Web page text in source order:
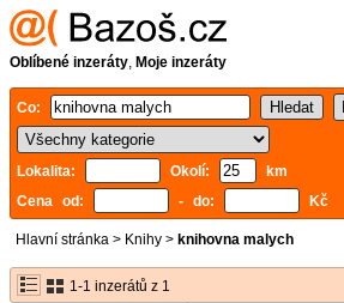
Oblíbené inzeráty, Moje inzeráty
Co:
Lokalita: Okolí:
km
Cena od:
- do: Kč
Hlavní stránka > Knihy > knihovna malych
1-1 inzerátů z 1